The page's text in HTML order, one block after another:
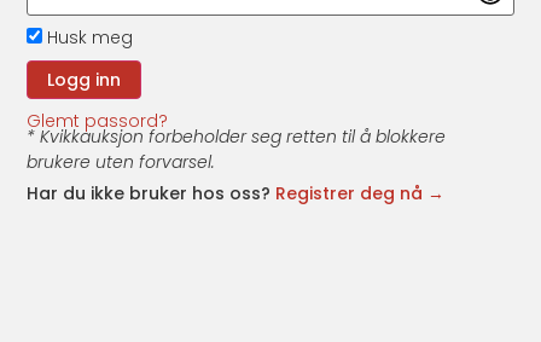
Husk meg
Glemt passord?
* Kvikkauksjon forbeholder seg retten til å blokkere
brukere uten forvarsel.
Har du ikke bruker hos oss? Registrer deg nå →